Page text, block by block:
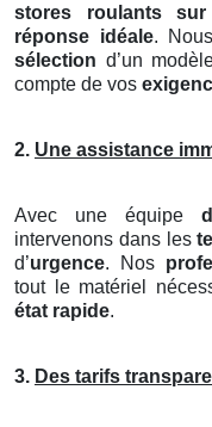
stores roulants
réponse idéale.
sélection d’un
compte de vos
2. Une assistance
Avec une équipe
intervenons dans les
d’urgence. Nos
tout le matériel
état rapide.
3. Des tarifs